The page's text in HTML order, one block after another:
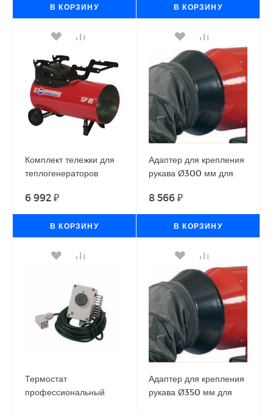
65, GE 105, EC 55, EC
85
В КОРЗИНУ В КОРЗИНУ
Комплект тележки для
теплогенераторов
85A
6 992 ₽
В КОРЗИНУ
Адаптер для крепления
рукава Ø300 мм для
Ballu-Biemmedue EC
32
8 566 ₽
В КОРЗИНУ
Термостат
профессиональный
Адаптер для крепления
рукава Ø350 мм для